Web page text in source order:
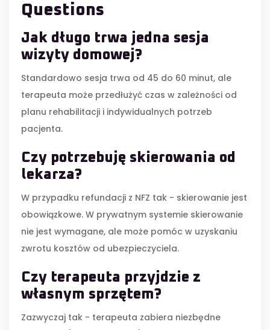
Questions
Jak długo trwa jedna sesja
wizyty domowej?
Standardowo sesja trwa od 45 do 60 minut, ale
terapeuta może przedłużyć czas w zależności od
planu rehabilitacji i indywidualnych potrzeb
pacjenta.
Czy potrzebuję skierowania od
lekarza?
W przypadku refundacji z NFZ tak - skierowanie jest
obowiązkowe. W prywatnym systemie skierowanie
nie jest wymagane, ale może pomóc w uzyskaniu
zwrotu kosztów od ubezpieczyciela.
Czy terapeuta przyjdzie z
własnym sprzętem?
Zazwyczaj tak - terapeuta zabiera niezbędne